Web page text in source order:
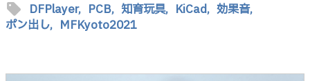
sell DFPlayer, PCB, 知育玩具, KiCad, 効果音,
ポン出し, MFKyoto2021